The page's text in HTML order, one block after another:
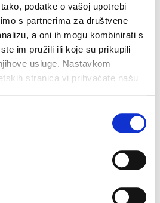
podatke o vašoj upotrebi
s partnerima za društvene
a oni ih mogu kombinirati s
im pružili ili koje su prikupili
usluge. Nastavkom
stranica vi prihvaćate našu